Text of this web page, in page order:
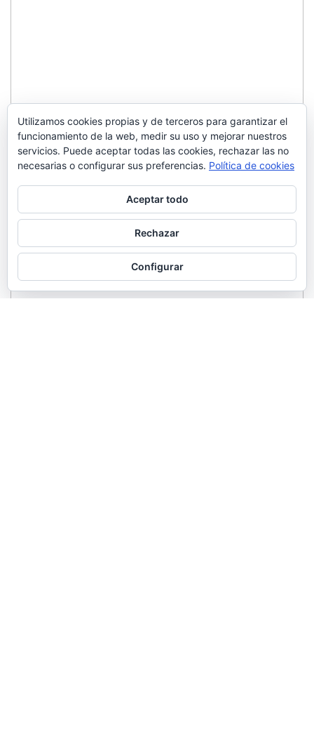
Utilizamos cookies propias y de terceros para garantizar el
funcionamiento de la web, medir su uso y mejorar nuestros
servicios. Puede aceptar todas las cookies, rechazar las no
necesarias o configurar sus preferencias. Política de cookies
Aceptar todo
Rechazar
Configurar